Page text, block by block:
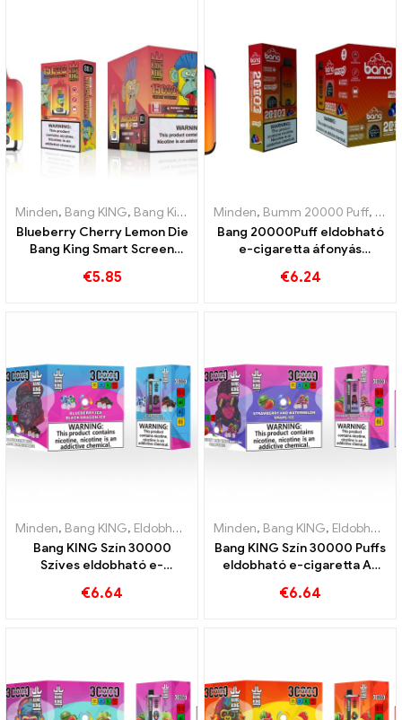
Minden, Bang KING, Bang King Smart Screen 15000 Pöfékel ,
Blueberry Cherry Lemon Die
Bang King Smart Screen
eldobható e-cigaretta
€5.85
Minden, Bumm 20000 Puff,
Bang 20000Puff eldobható
e-cigaretta áfonyás
háló
€6.24
Minden, Bang KING, Eldobható e-cigaretta Litvánia ,Eldobható e-
Bang KING Szín 30000
Szíves eldobható e-
élvezet a Blueberry Ice és a
€6.64
Minden, Bang KING, Eldobható e-cigaretta Litvánia
Bang KING Szín 30000 Puffs
eldobható e-cigaretta Az
frissítő szőlőjég tökéletes
€6.64